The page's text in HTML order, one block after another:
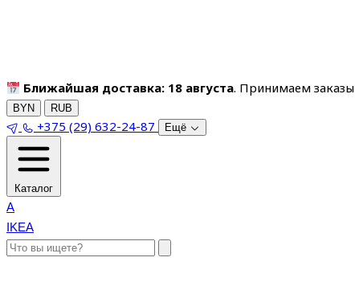
Ближайшая доставка: 18 августа. Принимаем
BYN RUB
+375 (29) 632-24-87 Ещё
Каталог
A
IKEA